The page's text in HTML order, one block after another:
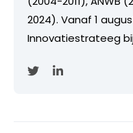
2024). Vanaf 1
Innovatiestrateeg